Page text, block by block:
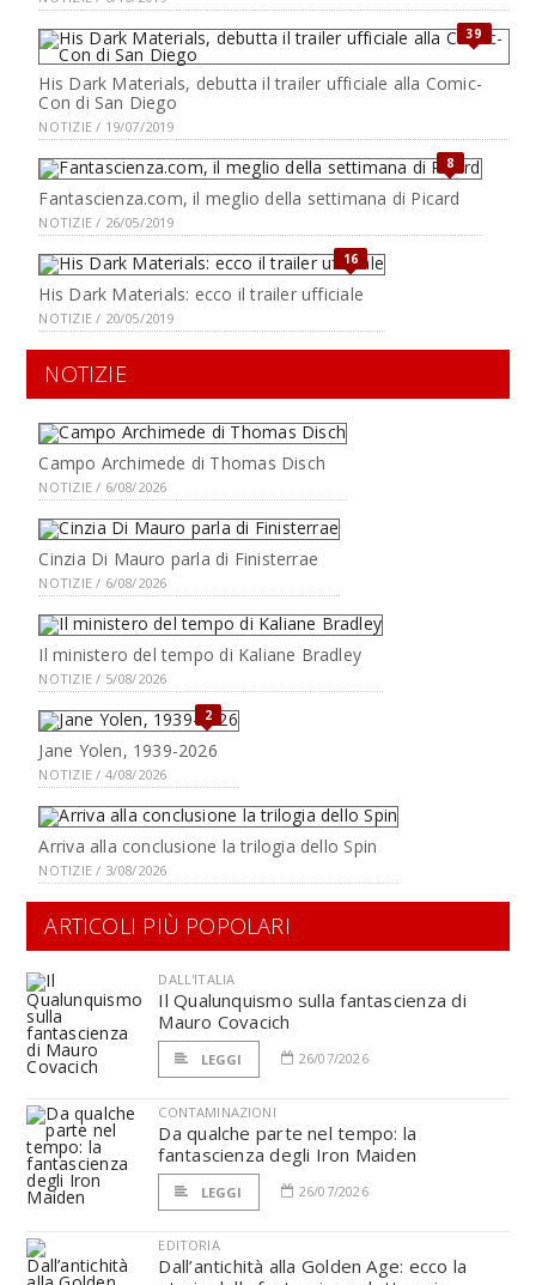
39
His Dark Materials, debutta il trailer ufficiale alla Comic-
Con di San Diego
NOTIZIE / 19/07/2019
8
Fantascienza.com, il meglio della settimana di Picard
NOTIZIE / 26/05/2019
16
His Dark Materials: ecco il trailer ufficiale
NOTIZIE / 20/05/2019
NOTIZIE
Campo Archimede di Thomas Disch
NOTIZIE / 6/08/2026
Cinzia Di Mauro parla di Finisterrae
NOTIZIE / 6/08/2026
Il ministero del tempo di Kaliane Bradley
NOTIZIE / 5/08/2026
2
Jane Yolen, 1939-2026
NOTIZIE / 4/08/2026
Arriva alla conclusione la trilogia dello Spin
NOTIZIE / 3/08/2026
ARTICOLI PIÙ POPOLARI
DALL'ITALIA
Il Qualunquismo sulla fantascienza di
Mauro Covacich
LEGGI 26/07/2026
CONTAMINAZIONI
Da qualche parte nel tempo: la
fantascienza degli Iron Maiden
LEGGI 26/07/2026
EDITORIA
Dall’antichità alla Golden Age: ecco la